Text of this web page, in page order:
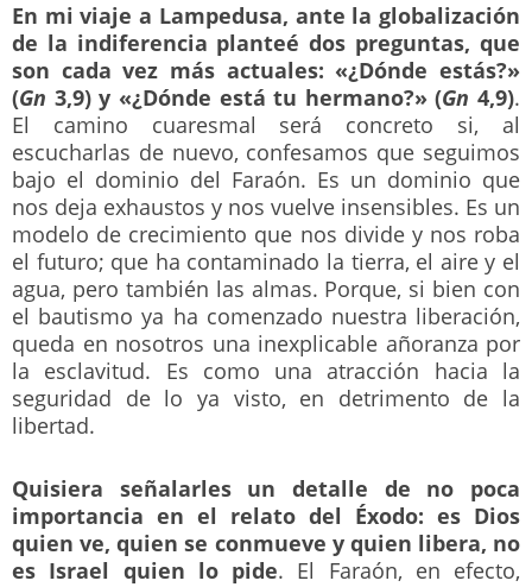
En mi viaje a Lampedusa, ante la globalización
de la indiferencia planteé dos preguntas, que
son cada vez más actuales: «¿Dónde estás?»
(Gn 3,9) y «¿Dónde está tu hermano?» (Gn 4,9).
El camino cuaresmal será concreto si, al
escucharlas de nuevo, confesamos que seguimos
bajo el dominio del Faraón. Es un dominio que
nos deja exhaustos y nos vuelve insensibles. Es un
modelo de crecimiento que nos divide y nos roba
el futuro; que ha contaminado la tierra, el aire y el
agua, pero también las almas. Porque, si bien con
el bautismo ya ha comenzado nuestra liberación,
queda en nosotros una inexplicable añoranza por
la esclavitud. Es como una atracción hacia la
seguridad de lo ya visto, en detrimento de la
libertad.
Quisiera señalarles un detalle de no poca
importancia en el relato del Éxodo: es Dios
quien ve, quien se conmueve y quien libera, no
es Israel quien lo pide. El Faraón, en efecto,